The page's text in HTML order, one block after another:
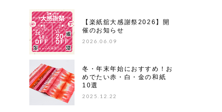
【楽紙舘大感謝祭2026】開
催のお知らせ
2026.06.09
冬・年末年始におすすめ！お
めでたい赤・白・金の和紙
10選
2025.12.22